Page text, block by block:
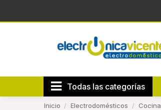
Todas las categorías
Inicio Electrodomésticos Cocina